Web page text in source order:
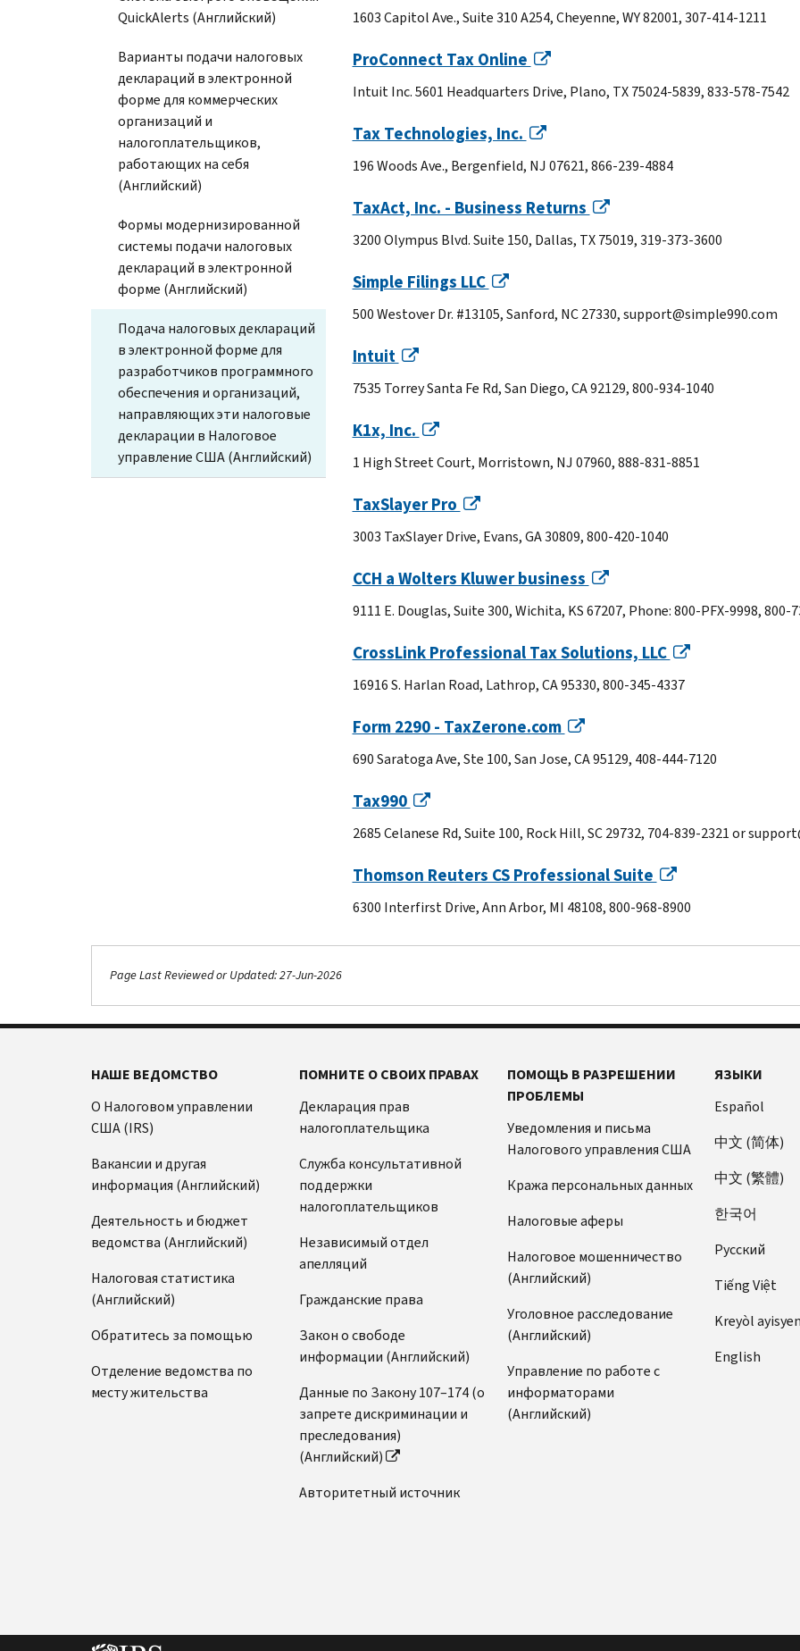
QuickAlerts (Английский)
Варианты подачи налоговых
деклараций в электронной
форме для коммерческих
организаций и
налогоплательщиков,
работающих на себя
(Английский)
Формы модернизированной
системы подачи налоговых
деклараций в электронной
форме (Английский)
Подача налоговых деклараций
в электронной форме для
разработчиков программного
обеспечения и организаций,
направляющих эти налоговые
декларации в Налоговое
управление США (Английский)
1603 Capitol Ave., Suite 310 A254, Cheyenne, WY 82001, 307-414-1211
ProConnect Tax Online
Intuit Inc. 5601 Headquarters Drive, Plano, TX 75024-5839, 833-578-7542
Tax Technologies, Inc.
196 Woods Ave., Bergenfield, NJ 07621, 866-239-4884
TaxAct, Inc. - Business Returns
3200 Olympus Blvd. Suite 150, Dallas, TX 75019, 319-373-3600
Simple Filings LLC
500 Westover Dr. #13105, Sanford, NC 27330, support@simple990.com
Intuit
7535 Torrey Santa Fe Rd, San Diego, CA 92129, 800-934-1040
K1x, Inc.
1 High Street Court, Morristown, NJ 07960, 888-831-8851
TaxSlayer Pro
3003 TaxSlayer Drive, Evans, GA 30809, 800-420-1040
CCH a Wolters Kluwer business
9111 E. Douglas, Suite 300, Wichita, KS 67207, Phone: 800-PFX-9998, 800-
CrossLink Professional Tax Solutions, LLC
16916 S. Harlan Road, Lathrop, CA 95330, 800-345-4337
Form 2290 - TaxZerone.com
690 Saratoga Ave, Ste 100, San Jose, CA 95129, 408-444-7120
Tax990
2685 Celanese Rd, Suite 100, Rock Hill, SC 29732, 704-839-2321 or
Thomson Reuters CS Professional Suite
6300 Interfirst Drive, Ann Arbor, MI 48108, 800-968-8900
Page Last Reviewed or Updated: 27-Jun-2026
НАШЕ ВЕДОМСТВО
О Налоговом управлении
США (IRS)
Вакансии и другая
информация (Английский)
Деятельность и бюджет
ведомства (Английский)
Налоговая статистика
(Английский)
Обратитесь за помощью
Отделение ведомства по
месту жительства
ПОМНИТЕ О СВОИХ ПРАВАХ
Декларация прав
налогоплательщика
Служба консультативной
поддержки
налогоплательщиков
Независимый отдел
апелляций
Гражданские права
Закон о свободе
информации (Английский)
Данные по Закону 107–174 (о
запрете дискриминации и
преследования)
(Английский)
Авторитетный источник
ПОМОЩЬ В РАЗРЕШЕНИИ
ПРОБЛЕМЫ
Уведомления и письма
Налогового управления США
Кража персональных данных
Налоговые аферы
Налоговое мошенничество
(Английский)
Уголовное расследование
(Английский)
Управление по работе с
информаторами
(Английский)
ЯЗЫКИ
Español
中文 (简体)
中文 (繁體)
한국어
Pусский
Tiếng Việt
Kreyòl ayisyen
English